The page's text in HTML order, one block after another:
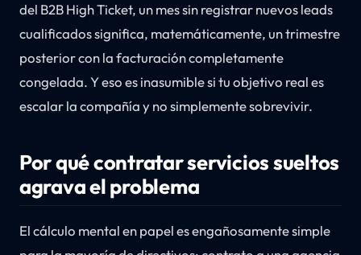
del B2B High Ticket, un mes sin registrar nuevos leads
cualificados significa, matemáticamente, un trimestre
posterior con la facturación completamente
congelada. Y eso es inasumible si tu objetivo real es
escalar la compañía y no simplemente sobrevivir.
Por qué contratar servicios sueltos
agrava el problema
El cálculo mental en papel es engañosamente simple